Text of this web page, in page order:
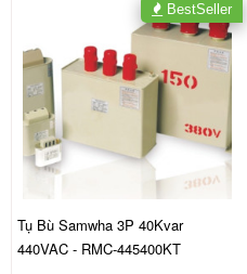
Tụ Bù Samwha 3P 40Kvar
440VAC - RMC-445400KT
BestSeller